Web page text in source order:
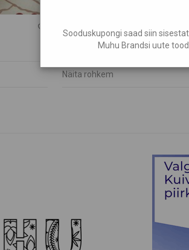
3D mandala
Näita rohkem
Sooduskupongi saad siin
Muhu Brandsi uute